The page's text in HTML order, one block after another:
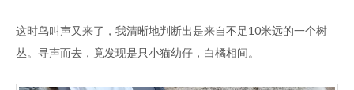
这时鸟叫声又来了，我清晰地判断出是来自不足10米远的一个树
丛。寻声而去，竟发现是只小猫幼仔，白橘相间。